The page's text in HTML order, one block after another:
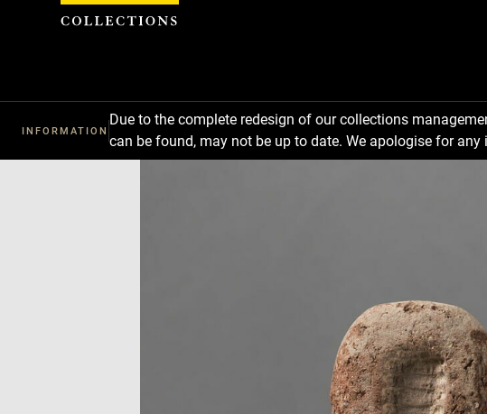
INFORMATION
Due to the complete redesign of our collections
can be found, may not be up to date. We apologise for
Cookies management panel